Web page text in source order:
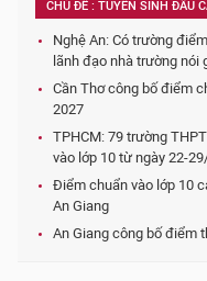
CHỦ ĐỀ : TUYỂN SINH ĐẦU
Nghệ An: Có trường
lãnh đạo nhà trường nói
Cần Thơ công bố điểm
2027
TPHCM: 79 trường
vào lớp 10 từ ngày 22-
Điểm chuẩn vào lớp 10
An Giang
An Giang công bố điểm